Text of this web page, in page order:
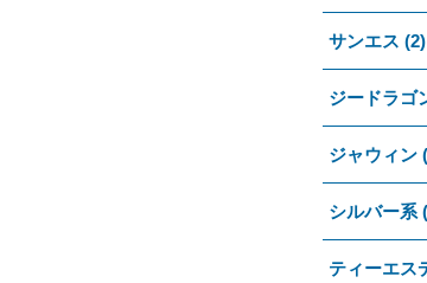
サンエス (2)
ジードラゴ
ジャウィン
シルバー系
ティーエス